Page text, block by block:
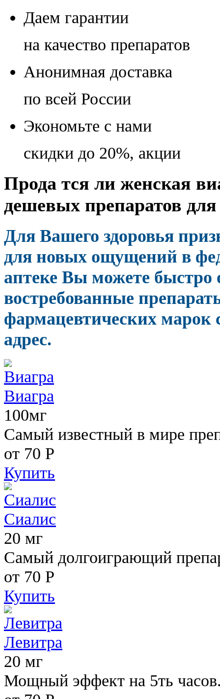
Даем гарантии
на качество препаратов
Анонимная доставка
по всей России
Экономьте с нами
скидки до 20%, акции
Прода тся ли женская
дешевых препаратов
Для Вашего здоровья
для новых ощущений в
аптеке Вы можете
востребованные
фармацевтических марок
адрес.
Виагра
100мг
Самый известный в мире
от 70 Р
Купить
Сиалис
20 мг
Самый долгоиграющий
от 70 Р
Купить
Левитра
20 мг
Мощный эффект на 5ть